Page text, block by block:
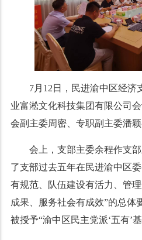
7月12日，民进渝中区经济
业富淞文化科技集团有限公司
会副主委周密、专职副主委潘颖
会上，支部主委余程作支
了支部过去五年在民进渝中区
有规范、队伍建设有活力、管
成果、服务社会有成效”的总体
被授予“渝中区民主党派‘五有’